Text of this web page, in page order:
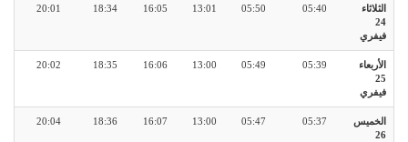
الثلاثاء
24
فيفري
05:40
05:50
13:01
16:05
18:34
20:01
الأربعاء
25
فيفري
05:39
05:49
13:00
16:06
18:35
20:02
الخميس
26
05:37
05:47
13:00
16:07
18:36
20:04